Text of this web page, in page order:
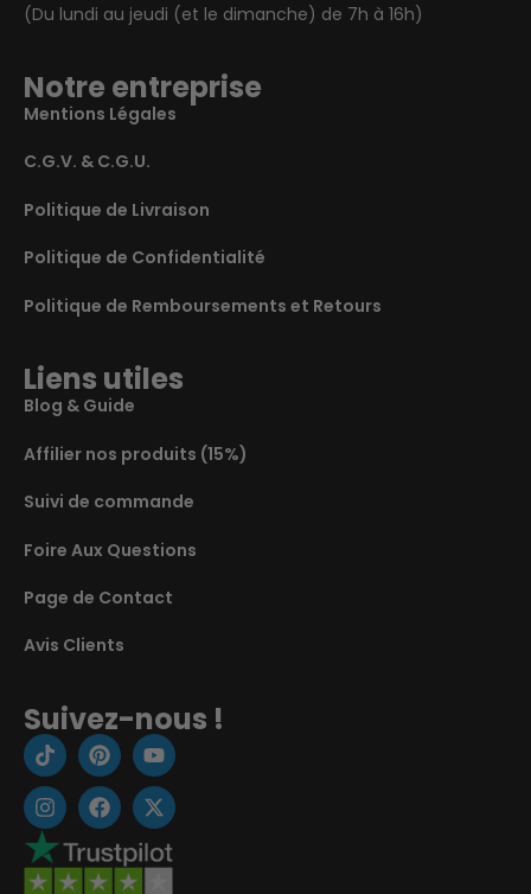
(Du lundi au jeudi (et le dimanche) de 7h à 16h)
Notre entreprise
Mentions Légales
C.G.V. & C.G.U.
Politique de Livraison
Politique de Confidentialité
Politique de Remboursements et Retours
Liens utiles
Blog & Guide
Affilier nos produits (15%)
Suivi de commande
Foire Aux Questions
Page de Contact
Avis Clients
Suivez-nous !